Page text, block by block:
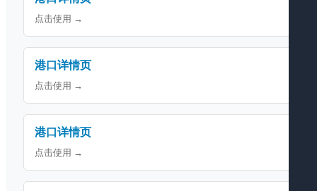
点击使用 →
港口详情页
点击使用 →
港口详情页
点击使用 →